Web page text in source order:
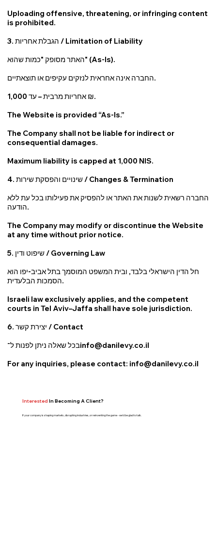
Uploading offensive, threatening, or infringing content
is prohibited.
3. הגבלת אחריות / Limitation of Liability
האתר מסופק "כמות שהוא" (As-Is).
החברה אינה אחראית לנזקים עקיפים או תוצאתיים.
אחריות מרבית – עד 1,000 ₪.
The Website is provided “As-Is.”
The Company shall not be liable for indirect or
consequential damages.
Maximum liability is capped at 1,000 NIS.
4. שינויים והפסקת שירות / Changes & Termination
החברה רשאית לשנות את האתר או להפסיק את פעילותו בכל עת ללא
הודעה.
The Company may modify or discontinue the Website
at any time without prior notice.
5. שיפוט ודין / Governing Law
חל הדין הישראלי בלבד, ובית המשפט המוסמך בתל אביב-יפו הוא
הסמכות הבלעדית.
Israeli law exclusively applies, and the competent
courts in Tel Aviv–Jaffa shall have sole jurisdiction.
6. יצירת קשר / Contact
בכל שאלה ניתן לפנות ל־info@danilevy.co.il
For any inquiries, please contact: info@danilevy.co.il
Interested In Becoming A Client?
If your company is shaping markets, disrupting industries, or reinventing the game - we’d be glad to talk.